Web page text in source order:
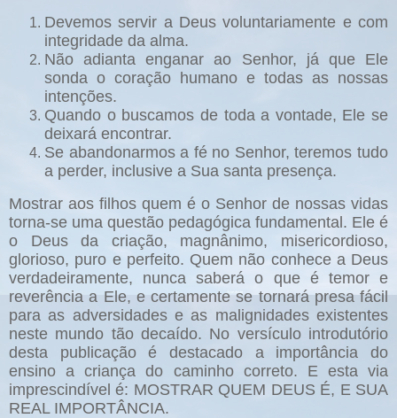
Devemos servir a Deus voluntariamente e com
integridade da alma.
Não adianta enganar ao Senhor, já que Ele
sonda o coração humano e todas as nossas
intenções.
Quando o buscamos de toda a vontade, Ele se
deixará encontrar.
Se abandonarmos a fé no Senhor, teremos tudo
a perder, inclusive a Sua santa presença.
Mostrar aos filhos quem é o Senhor de nossas vidas
torna-se uma questão pedagógica fundamental. Ele é
o Deus da criação, magnânimo, misericordioso,
glorioso, puro e perfeito. Quem não conhece a Deus
verdadeiramente, nunca saberá o que é temor e
reverência a Ele, e certamente se tornará presa fácil
para as adversidades e as malignidades existentes
neste mundo tão decaído. No versículo introdutório
desta publicação é destacado a importância do
ensino a criança do caminho correto. E esta via
imprescindível é: MOSTRAR QUEM DEUS É, E SUA
REAL IMPORTÂNCIA.